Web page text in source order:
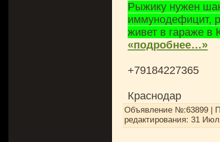
Рыжику нужен
иммунодефицит,
живет в гараже в
«подробнее…»
+79184227365
Краснодар
Объявление №:63899 |
редактирования: 31